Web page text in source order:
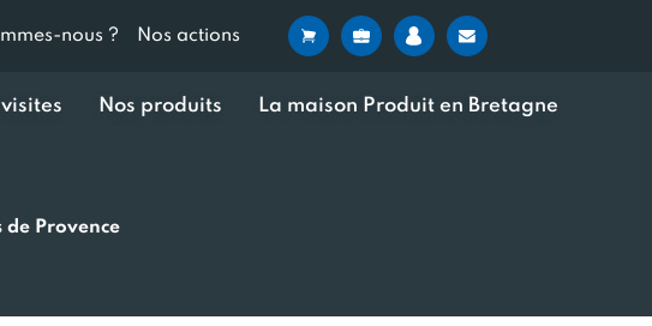
nous ? Nos actions
visites Nos produits La maison Produit en Bretagne
de Provence